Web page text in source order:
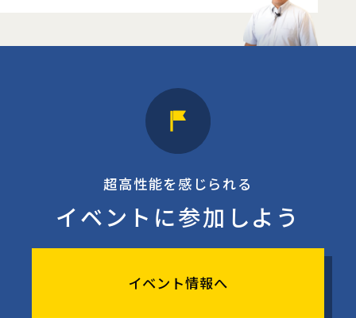
超高性能を感じられる
イベントに参加しよう
イベント情報へ